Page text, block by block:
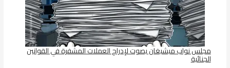
مجلس نواب ميشيغان يصوت لإدراج العملات المشفرة في القوانين
الجنائية